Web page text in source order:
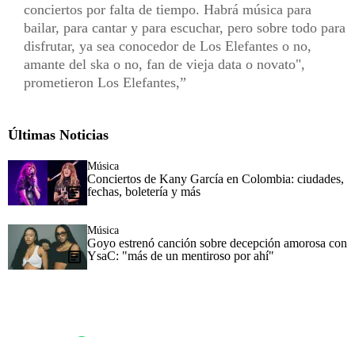
conciertos por falta de tiempo. Habrá música para
bailar, para cantar y para escuchar, pero sobre todo para
disfrutar, ya sea conocedor de Los Elefantes o no,
amante del ska o no, fan de vieja data o novato",
prometieron Los Elefantes,
Últimas Noticias
Música
Conciertos de Kany García en Colombia: ciudades,
fechas, boletería y más
Música
Goyo estrenó canción sobre decepción amorosa con
YsaC: "más de un mentiroso por ahí"